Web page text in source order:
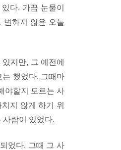
다. 가끔 눈물이
변하지 않은 오늘
지만, 그 예전에
했었다. 그때마
야할지 모르는 사
지 않게 하기 위
사람이 있었다.
었다. 그때 그 사